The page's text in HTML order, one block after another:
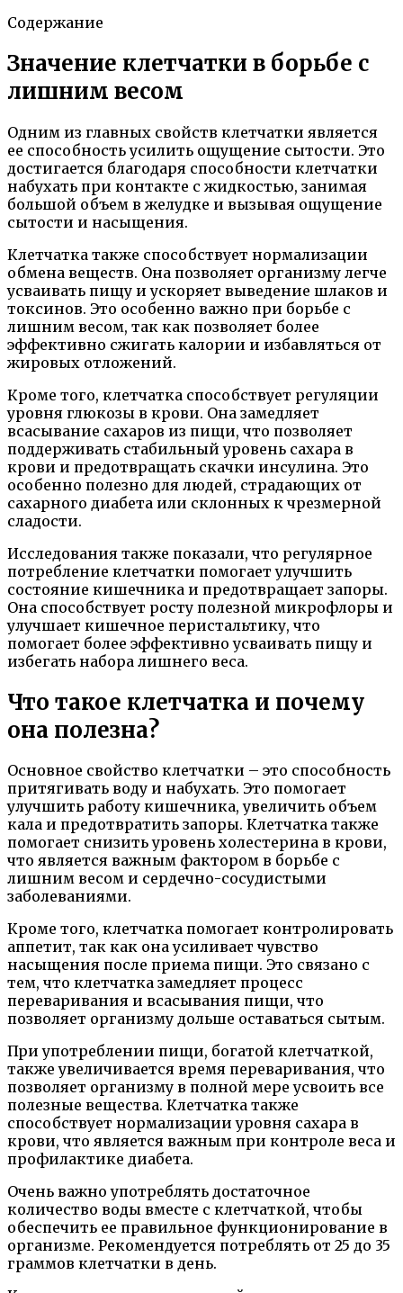
Содержание
Значение клетчатки в борьбе с
лишним весом
Одним из главных свойств клетчатки является
ее способность усилить ощущение сытости. Это
достигается благодаря способности клетчатки
набухать при контакте с жидкостью, занимая
большой объем в желудке и вызывая ощущение
сытости и насыщения.
Клетчатка также способствует нормализации
обмена веществ. Она позволяет организму легче
усваивать пищу и ускоряет выведение шлаков и
токсинов. Это особенно важно при борьбе с
лишним весом, так как позволяет более
эффективно сжигать калории и избавляться от
жировых отложений.
Кроме того, клетчатка способствует регуляции
уровня глюкозы в крови. Она замедляет
всасывание сахаров из пищи, что позволяет
поддерживать стабильный уровень сахара в
крови и предотвращать скачки инсулина. Это
особенно полезно для людей, страдающих от
сахарного диабета или склонных к чрезмерной
сладости.
Исследования также показали, что регулярное
потребление клетчатки помогает улучшить
состояние кишечника и предотвращает запоры.
Она способствует росту полезной микрофлоры и
улучшает кишечное перистальтику, что
помогает более эффективно усваивать пищу и
избегать набора лишнего веса.
Что такое клетчатка и почему
она полезна?
Основное свойство клетчатки – это способность
притягивать воду и набухать. Это помогает
улучшить работу кишечника, увеличить объем
кала и предотвратить запоры. Клетчатка также
помогает снизить уровень холестерина в крови,
что является важным фактором в борьбе с
лишним весом и сердечно-сосудистыми
заболеваниями.
Кроме того, клетчатка помогает контролировать
аппетит, так как она усиливает чувство
насыщения после приема пищи. Это связано с
тем, что клетчатка замедляет процесс
переваривания и всасывания пищи, что
позволяет организму дольше оставаться сытым.
При употреблении пищи, богатой клетчаткой,
также увеличивается время переваривания, что
позволяет организму в полной мере усвоить все
полезные вещества. Клетчатка также
способствует нормализации уровня сахара в
крови, что является важным при контроле веса и
профилактике диабета.
Очень важно употреблять достаточное
количество воды вместе с клетчаткой, чтобы
обеспечить ее правильное функционирование в
организме. Рекомендуется потреблять от 25 до 35
граммов клетчатки в день.